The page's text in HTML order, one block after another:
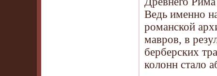
Ведь именно
романской
мавров, в
берберских
колонн стало